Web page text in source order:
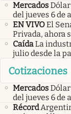
Mercados
del jueves 6 de
EN VIVOEl
Privada, ahora
CaídaLa
julio desde la
Cotizaciones
Mercados
del jueves 6 de
Récord